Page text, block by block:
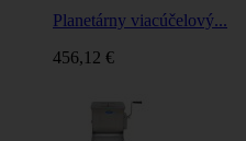
Planetárny viacúčelový...
456,12 €